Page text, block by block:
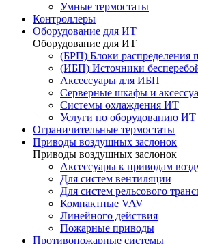
Умные термостаты
Контроллеры
Оборудование для ИТ
Оборудование для ИТ
(БРП) Блоки распределения
(ИБП) Источники
Аксессуары для ИБП
Серверные шкафы и
Системы охлаждения ИТ
Услуги по оборудованию ИТ
Ограничительные термостаты
Приводы воздушных заслонок
Приводы воздушных заслонок
Аксессуары к приводам
Для систем вентиляции
Для систем рельсового
Компактные VAV
Линейного действия
Пожарные приводы
Противопожарные системы